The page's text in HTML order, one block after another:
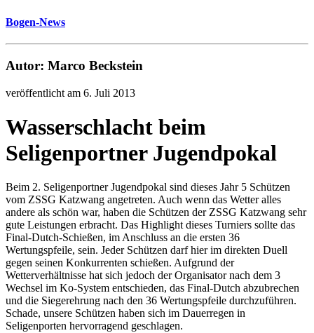
Bogen-News
Autor: Marco Beckstein
veröffentlicht am 6. Juli 2013
Wasserschlacht beim
Seligenportner Jugendpokal
Beim 2. Seligenportner Jugendpokal sind dieses Jahr 5 Schützen
vom ZSSG Katzwang angetreten. Auch wenn das Wetter alles
andere als schön war, haben die Schützen der ZSSG Katzwang sehr
gute Leistungen erbracht. Das Highlight dieses Turniers sollte das
Final-Dutch-Schießen, im Anschluss an die ersten 36
Wertungspfeile, sein. Jeder Schützen darf hier im direkten Duell
gegen seinen Konkurrenten schießen. Aufgrund der
Wetterverhältnisse hat sich jedoch der Organisator nach dem 3
Wechsel im Ko-System entschieden, das Final-Dutch abzubrechen
und die Siegerehrung nach den 36 Wertungspfeile durchzuführen.
Schade, unsere Schützen haben sich im Dauerregen in
Seligenporten hervorragend geschlagen.